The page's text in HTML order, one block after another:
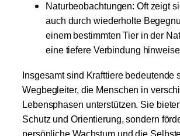
Naturbeobachtungen: Oft zeigt
auch durch wiederholte
einem bestimmten Tier in der
eine tiefere Verbindung
Insgesamt sind Krafttiere bedeutende
Wegbegleiter, die Menschen in
Lebensphasen unterstützen. Sie
Schutz und Orientierung, sondern